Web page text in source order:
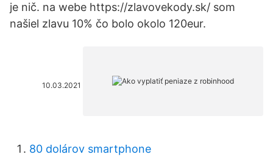
je nič. na webe https://zlavovekody.sk/ som
našiel zlavu 10% čo bolo okolo 120eur.
10.03.2021
80 dolárov smartphone